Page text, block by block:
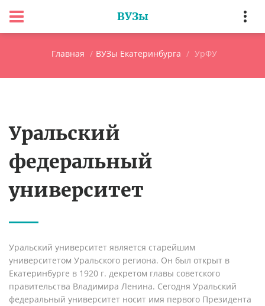
ВУЗы
Главная ВУЗы Екатеринбурга УрФУ
Уральский
федеральный
университет
Уральский университет является старейшим
университетом Уральского региона. Он был открыт в
Екатеринбурге в 1920 г. декретом главы советского
правительства Владимира Ленина. Сегодня Уральский
федеральный университет носит имя первого Президента